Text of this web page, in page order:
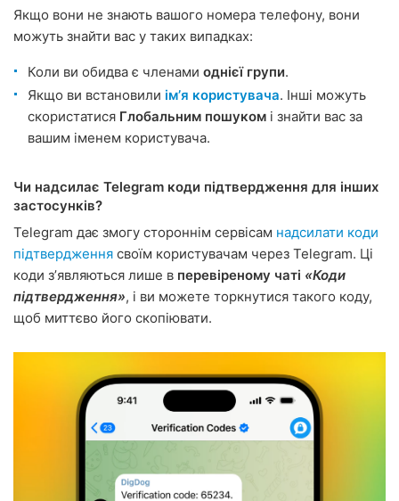
Якщо вони не знають вашого номера телефону, вони
можуть знайти вас у таких випадках:
Коли ви обидва є членами однієї групи.
Якщо ви встановили імʼя користувача. Інші можуть
скористатися Глобальним пошуком і знайти вас за
вашим іменем користувача.
Чи надсилає Telegram коди підтвердження для інших
застосунків?
Telegram дає змогу стороннім сервісам надсилати коди
підтвердження своїм користувачам через Telegram. Ці
коди зʼявляються лише в перевіреному чаті «Коди
підтвердження», і ви можете торкнутися такого коду,
щоб миттєво його скопіювати.